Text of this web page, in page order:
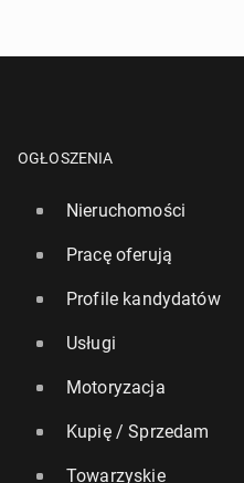
Syn Madonny
OGŁOSZENIA
Nieruchomości
Pracę oferują
Profile kandydatów
Usługi
Motoryzacja
Kupię / Sprzedam
Towarzyskie